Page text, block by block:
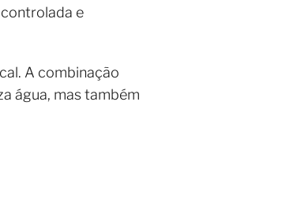
e
A combinação
água, mas também